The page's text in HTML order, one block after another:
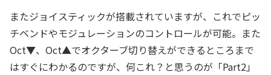
またジョイスティックが搭載されていますが、これでピッ
チベンドやモジュレーションのコントロールが可能。また
Oct▼、Oct▲でオクターブ切り替えができるところまで
はすぐにわかるのですが、何これ？と思うのが「Part2」